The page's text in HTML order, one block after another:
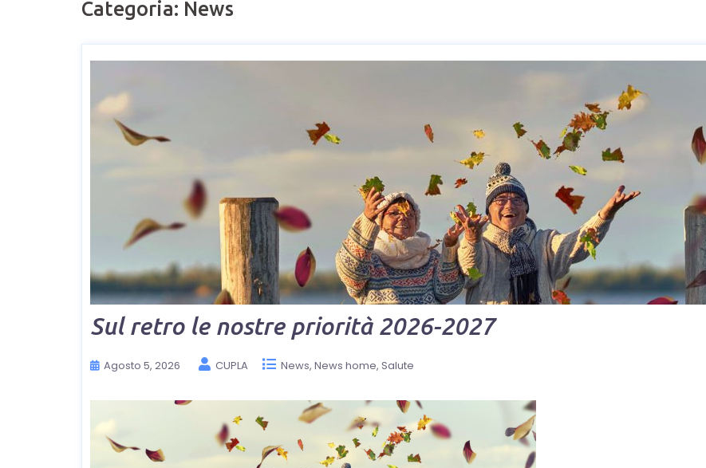
Categoria: News
Sul retro le nostre priorità 2026-2027
Agosto 5, 2026 CUPLA News News home Salute